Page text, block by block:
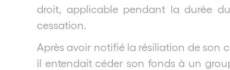
droit, applicable pendant la durée
cessation.
Après avoir notifié la résiliation de son
il entendait céder son fonds à un